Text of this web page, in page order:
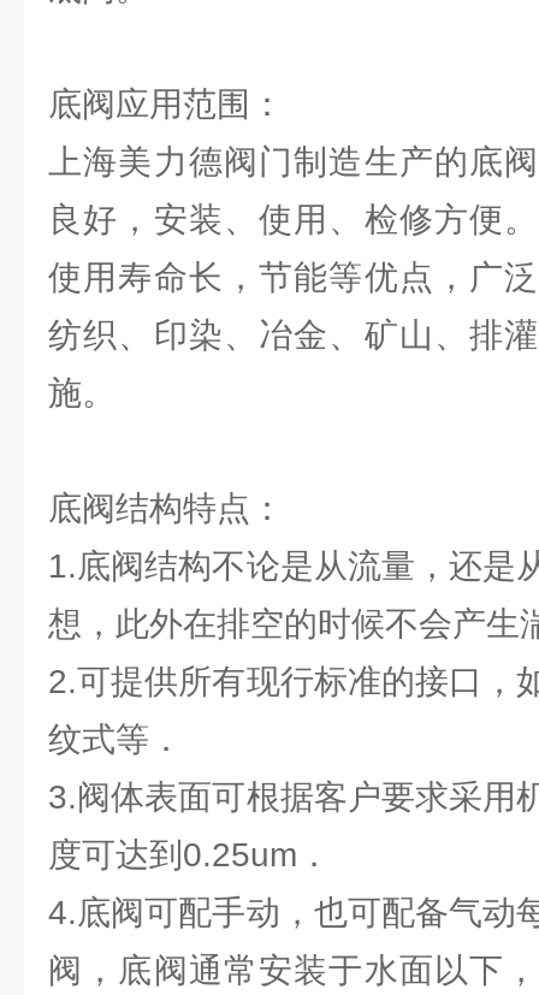
底阀应用范围：
上海美力德阀门制造生产的底
良好，安装、使用、检修方便
使用寿命长，节能等优点，广
纺织、印染、冶金、矿山、排
施。
底阀结构特点：
1.底阀结构不论是从流量，还是
想，此外在排空的时候不会产生
2.可提供所有现行标准的接口，
纹式等．
3.阀体表面可根据客户要求采用
度可达到0.25um．
4.底阀可配手动，也可配备气动
阀，底阀通常安装于水面以下